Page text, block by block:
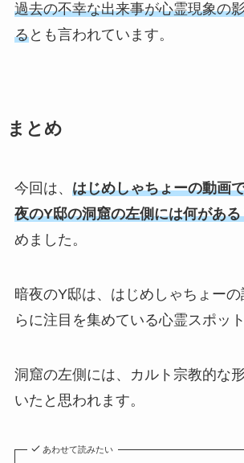
過去の不幸な出来事が心霊現象の
るとも言われています。
まとめ
今回は、 はじめしゃちょーの動画
夜のY邸の洞窟の左側には何がある
めました。
暗夜のY邸は、はじめしゃちょーの
らに注目を集めている心霊スポット
洞窟の左側には、カルト宗教的な
いたと思われます。
あわせて読みたい